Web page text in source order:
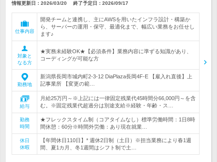
情報更新日：2026/03/20 終了予定日： 2026/09/17
仕事内容
開発チームと連携し、主にAWSを用いたインフラ設計・構築か
ら、サーバーの運用・保守、最適化まで、幅広い業務をお任せし
ます♪
対象と
なる方
★実務未経験OK★【必須条件】業務内容に準ずる知識があり、
コーディングが可能な方
勤務地
新潟県長岡市城内町2-3-12 DiaPlaza長岡4F-E 【雇入れ直後】上
記事業所 【変更の範…
給与
月給25万円～※上記には一律固定残業代45時間分66,000円～を含
む。※固定残業代超過分は別途支給※経験・年齢・ス…
勤務
時間
★フレックスタイム制（コアタイムなし）標準労働時間：1日8時
間休憩：60分※時間外労働：あり現在就業…
休日
休暇
【年間休日110日】* 週休2日制（土日）※担当業務により春1週
間、夏1カ月、冬1週間はシフト制で土…